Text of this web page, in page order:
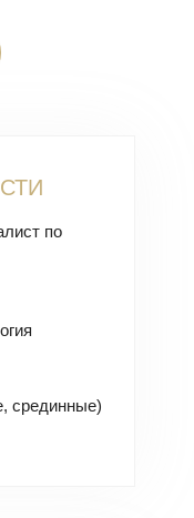
по
срединные)